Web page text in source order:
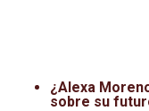
¿Alexa
sobre su